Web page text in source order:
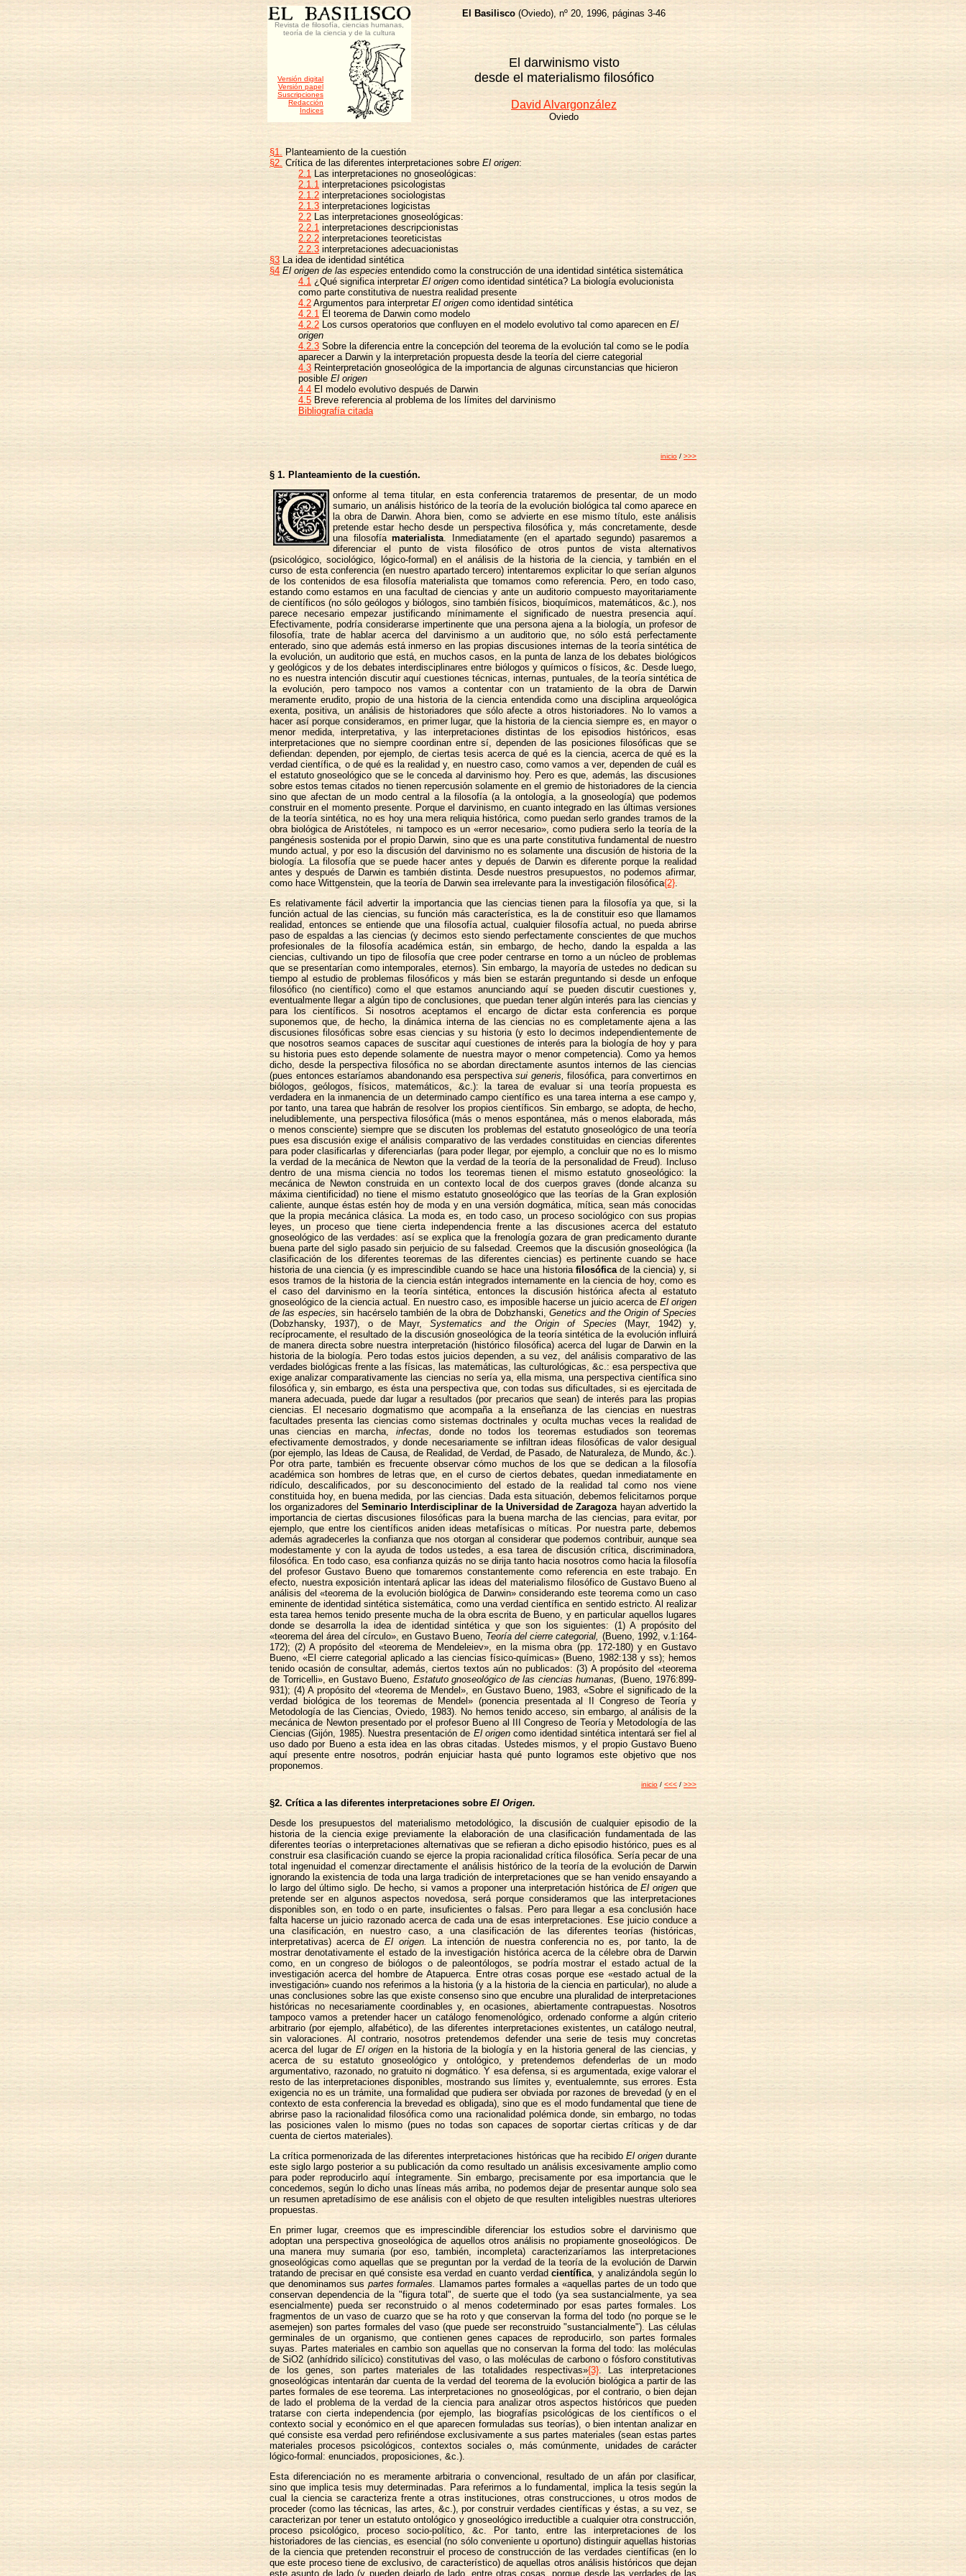
Revista de filosofía, ciencias humanas,
teoría de la ciencia y de la cultura
Versión digital
Versión papel
Suscripciones
Redacción
Índices
El Basilisco (Oviedo), nº 20, 1996, páginas 3-46
El darwinismo visto
desde el materialismo filosófico
David Alvargonzález
Oviedo
§1. Planteamiento de la cuestión
§2. Crítica de las diferentes interpretaciones sobre El origen:
2.1 Las interpretaciones no gnoseológicas:
2.1.1 interpretaciones psicologistas
2.1.2 interpretaciones sociologistas
2.1.3 interpretaciones logicistas
2.2 Las interpretaciones gnoseológicas:
2.2.1 interpretaciones descripcionistas
2.2.2 interpretaciones teoreticistas
2.2.3 interpretaciones adecuacionistas
§3 La idea de identidad sintética
§4 El origen de las especies entendido como la construcción de una identidad sintética sistemática
4.1 ¿Qué significa interpretar El origen como identidad sintética? La biología evolucionista
como parte constitutiva de nuestra realidad presente
4.2 Argumentos para interpretar El origen como identidad sintética
4.2.1 El teorema de Darwin como modelo
4.2.2 Los cursos operatorios que confluyen en el modelo evolutivo tal como aparecen en El
origen
4.2.3 Sobre la diferencia entre la concepción del teorema de la evolución tal como se le podía
aparecer a Darwin y la interpretación propuesta desde la teoría del cierre categorial
4.3 Reinterpretación gnoseológica de la importancia de algunas circunstancias que hicieron
posible El origen
4.4 El modelo evolutivo después de Darwin
4.5 Breve referencia al problema de los límites del darvinismo
Bibliografía citada
inicio / >>>
§ 1. Planteamiento de la cuestión.
onforme al tema titular, en esta conferencia trataremos de presentar, de un modo
sumario, un análisis histórico de la teoría de la evolución biológica tal como aparece en
la obra de Darwin. Ahora bien, como se advierte en ese mismo título, este análisis
pretende estar hecho desde un perspectiva filosófica y, más concretamente, desde
una filosofíamaterialista. Inmediatamente (en el apartado segundo) pasaremos a
diferenciar el punto de vista filosófico de otros puntos de vista alternativos
(psicológico, sociológico, lógico-formal) en el análisis de la historia de la ciencia, y también en el
curso de esta conferencia (en nuestro apartado tercero) intentaremos explicitar lo que serían algunos
de los contenidos de esa filosofía materialista que tomamos como referencia. Pero, en todo caso,
estando como estamos en una facultad de ciencias y ante un auditorio compuesto mayoritariamente
de científicos (no sólo geólogos y biólogos, sino también físicos, bioquímicos, matemáticos, &c.), nos
parece necesario empezar justificando mínimamente el significado de nuestra presencia aquí.
Efectivamente, podría considerarse impertinente que una persona ajena a la biología, un profesor de
filosofía, trate de hablar acerca del darvinismo a un auditorio que, no sólo está perfectamente
enterado, sino que además está inmerso en las propias discusiones internas de la teoría sintética de
la evolución, un auditorio que está, en muchos casos, en la punta de lanza de los debates biológicos
y geológicos y de los debates interdisciplinares entre biólogos y químicos o físicos, &c. Desde luego,
no es nuestra intención discutir aquí cuestiones técnicas, internas, puntuales, de la teoría sintética de
la evolución, pero tampoco nos vamos a contentar con un tratamiento de la obra de Darwin
meramente erudito, propio de una historia de la ciencia entendida como una disciplina arqueológica
exenta, positiva, un análisis de historiadores que sólo afecte a otros historiadores. No lo vamos a
hacer así porque consideramos, en primer lugar, que la historia de la ciencia siempre es, en mayor o
menor medida, interpretativa, y las interpretaciones distintas de los episodios históricos, esas
interpretaciones que no siempre coordinan entre sí, dependen de las posiciones filosóficas que se
defiendan: dependen, por ejemplo, de ciertas tesis acerca de qué es la ciencia, acerca de qué es la
verdad científica, o de qué es la realidad y, en nuestro caso, como vamos a ver, dependen de cuál es
el estatuto gnoseológico que se le conceda al darvinismo hoy. Pero es que, además, las discusiones
sobre estos temas citados no tienen repercusión solamente en el gremio de historiadores de la ciencia
sino que afectan de un modo central a la filosofía (a la ontología, a la gnoseología) que podemos
construir en el momento presente. Porque el darvinismo, en cuanto integrado en las últimas versiones
de la teoría sintética, no es hoy una mera reliquia histórica, como puedan serlo grandes tramos de la
obra biológica de Aristóteles, ni tampoco es un «error necesario», como pudiera serlo la teoría de la
pangénesis sostenida por el propio Darwin, sino que es una parte constitutiva fundamental de nuestro
mundo actual, y por eso la discusión del darvinismo no es solamente una discusión de historia de la
biología. La filosofía que se puede hacer antes y depués de Darwin es diferente porque la realidad
antes y después de Darwin es también distinta. Desde nuestros presupuestos, no podemos afirmar,
como hace Wittgenstein, que la teoría de Darwin sea irrelevante para la investigación filosófica{2}.
Es relativamente fácil advertir la importancia que las ciencias tienen para la filosofía ya que, si la
función actual de las ciencias, su función más característica, es la de constituir eso que llamamos
realidad, entonces se entiende que una filosofía actual, cualquier filosofía actual, no pueda abrirse
paso de espaldas a las ciencias (y decimos esto siendo perfectamente conscientes de que muchos
profesionales de la filosofía académica están, sin embargo, de hecho, dando la espalda a las
ciencias, cultivando un tipo de filosofía que cree poder centrarse en torno a un núcleo de problemas
que se presentarían como intemporales, eternos). Sin embargo, la mayoría de ustedes no dedican su
tiempo al estudio de problemas filosóficos y más bien se estarán preguntando si desde un enfoque
filosófico (no científico) como el que estamos anunciando aquí se pueden discutir cuestiones y,
eventualmente llegar a algún tipo de conclusiones, que puedan tener algún interés para las ciencias y
para los científicos. Si nosotros aceptamos el encargo de dictar esta conferencia es porque
suponemos que, de hecho, la dinámica interna de las ciencias no es completamente ajena a las
discusiones filosóficas sobre esas ciencias y su historia (y esto lo decimos independientemente de
que nosotros seamos capaces de suscitar aquí cuestiones de interés para la biología de hoy y para
su historia pues esto depende solamente de nuestra mayor o menor competencia). Como ya hemos
dicho, desde la perspectiva filosófica no se abordan directamente asuntos internos de las ciencias
(pues entonces estaríamos abandonando esa perspectivasui generis, filosófica, para convertirnos en
biólogos, geólogos, físicos, matemáticos, &c.): la tarea de evaluar si una teoría propuesta es
verdadera en la inmanencia de un determinado campo científico es una tarea interna a ese campo y,
por tanto, una tarea que habrán de resolver los propios científicos. Sin embargo, se adopta, de hecho,
ineludiblemente, una perspectiva filosófica (más o menos espontánea, más o menos elaborada, más
o menos consciente) siempre que se discuten los problemas del estatuto gnoseológico de una teoría
pues esa discusión exige el análisis comparativo de las verdades constituidas en ciencias diferentes
para poder clasificarlas y diferenciarlas (para poder llegar, por ejemplo, a concluir que no es lo mismo
la verdad de la mecánica de Newton que la verdad de la teoría de la personalidad de Freud). Incluso
dentro de una misma ciencia no todos los teoremas tienen el mismo estatuto gnoseológico: la
mecánica de Newton construida en un contexto local de dos cuerpos graves (donde alcanza su
máxima cientificidad) no tiene el mismo estatuto gnoseológico que las teorías de la Gran explosión
caliente, aunque éstas estén hoy de moda y en una versión dogmática, mítica, sean más conocidas
que la propia mecánica clásica. La moda es, en todo caso, un proceso sociológico con sus propias
leyes, un proceso que tiene cierta independencia frente a las discusiones acerca del estatuto
gnoseológico de las verdades: así se explica que la frenología gozara de gran predicamento durante
buena parte del siglo pasado sin perjuicio de su falsedad. Creemos que la discusión gnoseológica (la
clasificación de los diferentes teoremas de las diferentes ciencias) es pertinente cuando se hace
historia de una ciencia (y es imprescindible cuando se hace una historiafilosóficade la ciencia) y, si
esos tramos de la historia de la ciencia están integrados internamente en la ciencia de hoy, como es
el caso del darvinismo en la teoría sintética, entonces la discusión histórica afecta al estatuto
gnoseológico de la ciencia actual. En nuestro caso, es imposible hacerse un juicio acerca deEl origen
de las especies, sin hacérselo también de la obra de Dobzhanski,Genetics and the Origin of Species
(Dobzhansky, 1937), o de Mayr,Systematics and the Origin of Species(Mayr, 1942) y,
recíprocamente, el resultado de la discusión gnoseológica de la teoría sintética de la evolución influirá
de manera directa sobre nuestra interpretación (histórico filosófica) acerca del lugar de Darwin en la
historia de la biología. Pero todas estos juicios dependen, a su vez, del análisis comparativo de las
verdades biológicas frente a las físicas, las matemáticas, las culturológicas, &c.: esa perspectiva que
exige analizar comparativamente las ciencias no sería ya, ella misma, una perspectiva científica sino
filosófica y, sin embargo, es ésta una perspectiva que, con todas sus dificultades, si es ejercitada de
manera adecuada, puede dar lugar a resultados (por precarios que sean) de interés para las propias
ciencias. El necesario dogmatismo que acompaña a la enseñanza de las ciencias en nuestras
facultades presenta las ciencias como sistemas doctrinales y oculta muchas veces la realidad de
unas ciencias en marcha, infectas,
donde no todos los teoremas estudiados son teoremas
efectivamente demostrados, y donde necesariamente se infiltran ideas filosóficas de valor desigual
(por ejemplo, las Ideas de Causa, de Realidad, de Verdad, de Pasado, de Naturaleza, de Mundo, &c.).
Por otra parte, también es frecuente observar cómo muchos de los que se dedican a la filosofía
académica son hombres de letras que, en el curso de ciertos debates, quedan inmediatamente en
ridículo, descalificados, por su desconocimiento del estado de la realidad tal como nos viene
constituida hoy, en buena medida, por las ciencias. Dada esta situación, debemos felicitarnos porque
los organizadores del Seminario Interdisciplinar de la Universidad de Zaragozahayan advertido la
importancia de ciertas discusiones filosóficas para la buena marcha de las ciencias, para evitar, por
ejemplo, que entre los científicos aniden ideas metafísicas o míticas. Por nuestra parte, debemos
además agradecerles la confianza que nos otorgan al considerar que podemos contribuir, aunque sea
modestamente y con la ayuda de todos ustedes, a esa tarea de discusión crítica, discriminadora,
filosófica. En todo caso, esa confianza quizás no se dirija tanto hacia nosotros como hacia la filosofía
del profesor Gustavo Bueno que tomaremos constantemente como referencia en este trabajo. En
efecto, nuestra exposición intentará aplicar las ideas del materialismo filosófico de Gustavo Bueno al
análisis del «teorema de la evolución biológica de Darwin» considerando este teorema como un caso
eminente de identidad sintética sistemática, como una verdad científica en sentido estricto. Al realizar
esta tarea hemos tenido presente mucha de la obra escrita de Bueno, y en particular aquellos lugares
donde se desarrolla la idea de identidad sintética y que son los siguientes: (1) A propósito del
«teorema del área del círculo», en Gustavo Bueno, Teoría del cierre categorial, (Bueno, 1992, v.1:164-
172); (2) A propósito del «teorema de Mendeleiev», en la misma obra (pp. 172-180) y en Gustavo
Bueno, «El cierre categorial aplicado a las ciencias físico-químicas» (Bueno, 1982:138 y ss); hemos
tenido ocasión de consultar, además, ciertos textos aún no publicados: (3) A propósito del «teorema
de Torricelli», en Gustavo Bueno, Estatuto gnoseológico de las ciencias humanas, (Bueno, 1976:899-
931); (4) A propósito del «teorema de Mendel», en Gustavo Bueno, 1983, «Sobre el significado de la
verdad biológica de los teoremas de Mendel» (ponencia presentada al II Congreso de Teoría y
Metodología de las Ciencias, Oviedo, 1983). No hemos tenido acceso, sin embargo, al análisis de la
mecánica de Newton presentado por el profesor Bueno al III Congreso de Teoría y Metodología de las
Ciencias (Gijón, 1985). Nuestra presentación de El origen como identidad sintética intentará ser fiel al
uso dado por Bueno a esta idea en las obras citadas. Ustedes mismos, y el propio Gustavo Bueno
aquí presente entre nosotros, podrán enjuiciar hasta qué punto logramos este objetivo que nos
proponemos.
inicio / <<< / >>>
§2. Crítica a las diferentes interpretaciones sobre El Origen.
Desde los presupuestos del materialismo metodológico, la discusión de cualquier episodio de la
historia de la ciencia exige previamente la elaboración de una clasificación fundamentada de las
diferentes teorías o interpretaciones alternativas que se refieran a dicho episodio histórico, pues es al
construir esa clasificación cuando se ejerce la propia racionalidad crítica filosófica. Sería pecar de una
total ingenuidad el comenzar directamente el análisis histórico de la teoría de la evolución de Darwin
ignorando la existencia de toda una larga tradición de interpretaciones que se han venido ensayando a
lo largo del último siglo. De hecho, si vamos a proponer una interpretación histórica deEl origen que
pretende ser en algunos aspectos novedosa, será porque consideramos que las interpretaciones
disponibles son, en todo o en parte, insuficientes o falsas. Pero para llegar a esa conclusión hace
falta hacerse un juicio razonado acerca de cada una de esas interpretaciones. Ese juicio conduce a
una clasificación, en nuestro caso, a una clasificación de las diferentes teorías (históricas,
interpretativas) acerca deEl origen.
La intención de nuestra conferencia no es, por tanto, la de
mostrar denotativamente el estado de la investigación histórica acerca de la célebre obra de Darwin
como, en un congreso de biólogos o de paleontólogos, se podría mostrar el estado actual de la
investigación acerca del hombre de Atapuerca. Entre otras cosas porque ese «estado actual de la
investigación» cuando nos referimos a la historia (y a la historia de la ciencia en particular), no alude a
unas conclusiones sobre las que existe consenso sino que encubre una pluralidad de interpretaciones
históricas no necesariamente coordinables y, en ocasiones, abiertamente contrapuestas. Nosotros
tampoco vamos a pretender hacer un catálogo fenomenológico, ordenado conforme a algún criterio
arbitrario (por ejemplo, alfabético), de las diferentes interpretaciones existentes, un catálogo neutral,
sin valoraciones. Al contrario, nosotros pretendemos defender una serie de tesis muy concretas
acerca del lugar de El origen en la historia de la biología y en la historia general de las ciencias, y
acerca de su estatuto gnoseológico y ontológico, y pretendemos defenderlas de un modo
argumentativo, razonado, no gratuito ni dogmático. Y esa defensa, si es argumentada, exige valorar el
resto de las interpretaciones disponibles, mostrando sus límites y, eventualemnte, sus errores. Esta
exigencia no es un trámite, una formalidad que pudiera ser obviada por razones de brevedad (y en el
contexto de esta conferencia la brevedad es obligada), sino que es el modo fundamental que tiene de
abrirse paso la racionalidad filosófica como una racionalidad polémica donde, sin embargo, no todas
las posiciones valen lo mismo (pues no todas son capaces de soportar ciertas críticas y de dar
cuenta de ciertos materiales).
La crítica pormenorizada de las diferentes interpretaciones históricas que ha recibidoEl origendurante
este siglo largo posterior a su publicación da como resultado un análisis excesivamente amplio como
para poder reproducirlo aquí íntegramente. Sin embargo, precisamente por esa importancia que le
concedemos, según lo dicho unas líneas más arriba, no podemos dejar de presentar aunque solo sea
un resumen apretadísimo de ese análisis con el objeto de que resulten inteligibles nuestras ulteriores
propuestas.
En primer lugar, creemos que es imprescindible diferenciar los estudios sobre el darvinismo que
adoptan una perspectiva gnoseológica de aquellos otros análisis no propiamente gnoseológicos. De
una manera muy sumaria (por eso, también, incompleta) caracterizaríamos las interpretaciones
gnoseológicas como aquellas que se preguntan por la verdad de la teoría de la evolución de Darwin
tratando de precisar en qué consiste esa verdad en cuanto verdadcientífica, y analizándola según lo
que denominamos sus partes formales. Llamamos partes formales a «aquellas partes de un todo que
conservan dependencia de la "figura total", de suerte que el todo (ya sea sustancialmente, ya sea
esencialmente) pueda ser reconstruido o al menos codeterminado por esas partes formales. Los
fragmentos de un vaso de cuarzo que se ha roto y que conservan la forma del todo (no porque se le
asemejen) son partes formales del vaso (que puede ser reconstruido "sustancialmente"). Las células
germinales de un organismo, que contienen genes capaces de reproducirlo, son partes formales
suyas. Partes materiales en cambio son aquellas que no conservan la forma del todo: las moléculas
de SiO2 (anhídrido silícico) constitutivas del vaso, o las moléculas de carbono o fósforo constitutivas
de los genes, son partes materiales de las totalidades respectivas»{3}. Las interpretaciones
gnoseológicas intentarán dar cuenta de la verdad del teorema de la evolución biológica a partir de las
partes formales de ese teorema. Las interpretaciones no gnoseológicas, por el contrario, o bien dejan
de lado el problema de la verdad de la ciencia para analizar otros aspectos históricos que pueden
tratarse con cierta independencia (por ejemplo, las biografías psicológicas de los científicos o el
contexto social y económico en el que aparecen formuladas sus teorías), o bien intentan analizar en
qué consiste esa verdad pero refiriéndose exclusivamente a sus partes materiales (sean estas partes
materiales procesos psicológicos, contextos sociales o, más comúnmente, unidades de carácter
lógico-formal: enunciados, proposiciones, &c.).
Esta diferenciación no es meramente arbitraria o convencional, resultado de un afán por clasificar,
sino que implica tesis muy determinadas. Para referirnos a lo fundamental, implica la tesis según la
cual la ciencia se caracteriza frente a otras instituciones, otras construcciones, u otros modos de
proceder (como las técnicas, las artes, &c.), por construir verdades científicas y éstas, a su vez, se
caracterizan por tener un estatuto ontológico y gnoseológico irreductible a cualquier otra construcción,
proceso psicológico, proceso socio-político, &c. Por tanto, entre las interpretaciones de los
historiadores de las ciencias, es esencial (no sólo conveniente u oportuno) distinguir aquellas historias
de la ciencia que pretenden reconstruir el proceso de construcción de las verdades científicas (en lo
que este proceso tiene de exclusivo, de característico) de aquellas otros análisis históricos que dejan
este asunto de lado (y pueden dejarlo de lado, entre otras cosas, porque desde las verdades de las